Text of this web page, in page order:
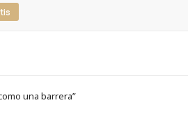
una barrera”